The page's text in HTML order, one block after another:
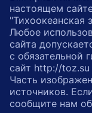
настоящем
"Тихоокеанская
Любое
сайта
с обязательной
сайт http://toz.su
Часть
источников.
сообщите нам